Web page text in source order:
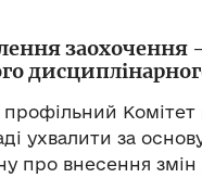
заохочення
профільний
ухвалити за
про внесення змін